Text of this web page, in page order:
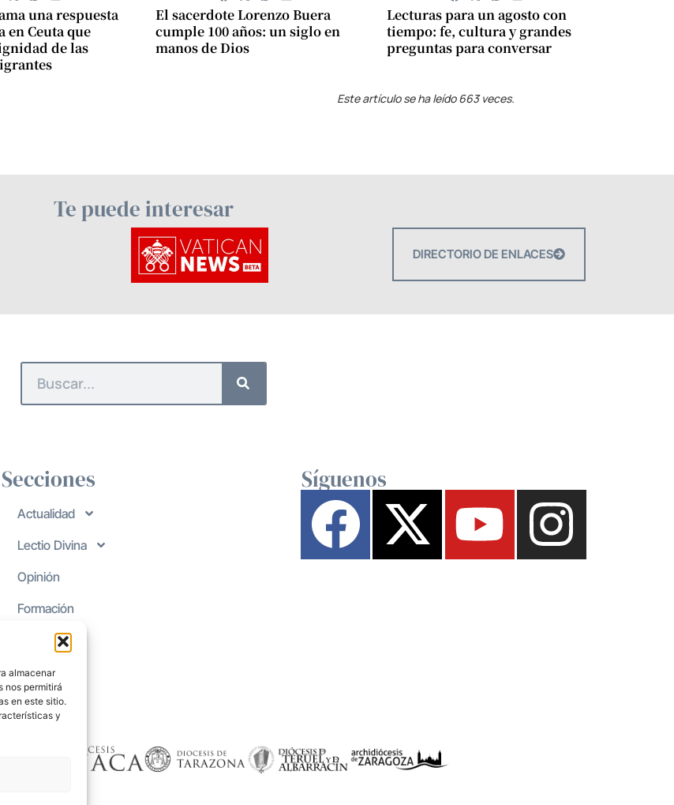
almacenar
nos permitirá
en este sitio.
y
una respuesta
Ceuta que
de las
El sacerdote Lorenzo Buera
cumple 100 años: un siglo en
manos de Dios
Lecturas para un agosto con
tiempo: fe, cultura y grandes
preguntas para conversar
Este artículo se ha leído 663 veces.
Te puede interesar
DIRECTORIO DE ENLACES
Secciones
Actualidad
Lectio Divina
Opinión
Formación
Síguenos